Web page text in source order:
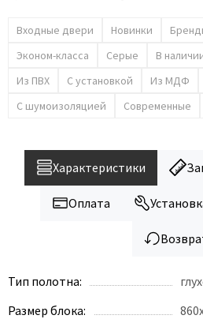
Входные двери Новинки
Эконом-класса
Серые В
Из ПВХ
С установкой Из МДФ
С шумоизоляцией
Современные
Характеристики
Оплата
Тип полотна:
Размер блока: